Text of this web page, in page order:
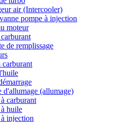
air (Intercooler)
pompe à injection
moteur
de remplissage
carburant
d'allumage (allumage)
carburant
huile
injection